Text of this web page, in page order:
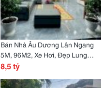
Bán Nhà Âu Dương Lân Ngang
5M, 96M2, Xe Hơi, Đẹp Lung
Linh Chỉ 8 Tỷ Nhỉnh -
8,5 tỷ